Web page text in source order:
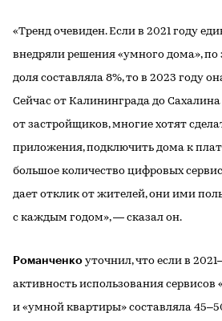
«Тренд очевиден. Если в 2021 году
внедряли решения «умного дома»,
доля составляла 8%, то в 2023 году
Сейчас от Калининграда до Сахалина
от застройщиков, многие хотят
приложения, подключить дома к
большое количество цифровых
дает отклик от жителей, они ими
с каждым годом», — сказал он.
Романченко уточнил, что если в
активность использования сервисов
и «умной квартиры» составляла